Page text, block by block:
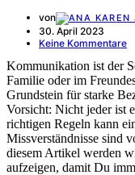
von
30. April 2023
Keine Kommentare
Kommunikation ist der
Familie oder im
Grundstein für starke
Vorsicht: Nicht jeder ist
richtigen Regeln kann
Missverständnisse sind
diesem Artikel werden
aufzeigen, damit Du